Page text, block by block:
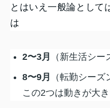
とはいえ一般論として
は
2〜3月
（新生活シー
8〜9月
（転勤シーズ
この2つは動きが大き